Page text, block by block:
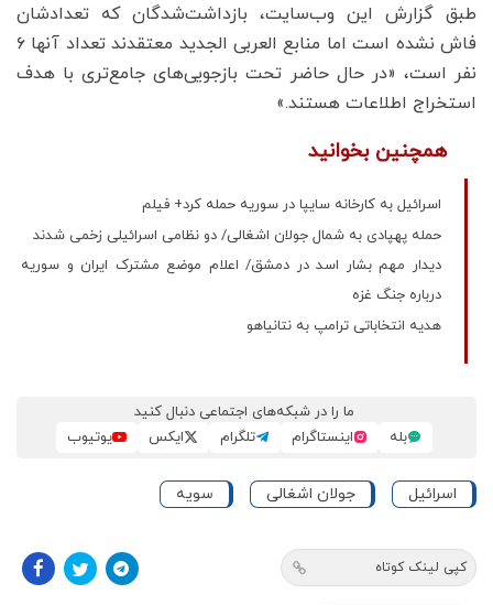
طبق گزارش این وب‌سایت، بازداشت‌شدگان که تعدادشان
فاش نشده است اما منابع العربی الجدید معتقدند تعداد آنها ۶
نفر است، «در حال حاضر تحت بازجویی‌های جامع‌تری با هدف
استخراج اطلاعات هستند.»
همچنین بخوانید
اسرائیل به کارخانه سایپا در سوریه حمله کرد+ فیلم
حمله پهپادی به شمال جولان اشغالی/ دو نظامی اسرائیلی زخمی شدند
دیدار مهم بشار اسد در دمشق/ اعلام موضع مشترک ایران و سوریه
درباره جنگ غزه
هدیه انتخاباتی ترامپ به نتانیاهو
ما را در شبکه‌های اجتماعی دنبال کنید
بله
اینستاگرام تلگرام ایکس یوتیوب
اسرائیل جولان اشغالی سویه
کپی لینک کوتاه